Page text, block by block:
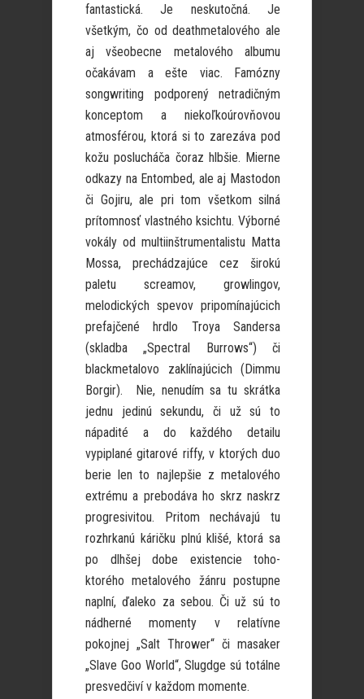
fantastická. Je neskutočná. Je
všetkým, čo od deathmetalového ale
aj všeobecne metalového albumu
očakávam a ešte viac. Famózny
songwriting podporený netradičným
konceptom a niekoľkoúrovňovou
atmosférou, ktorá si to zarezáva pod
kožu poslucháča čoraz hlbšie. Mierne
odkazy na Entombed, ale aj Mastodon
či Gojiru, ale pri tom všetkom silná
prítomnosť vlastného ksichtu. Výborné
vokály od multiinštrumentalistu Matta
Mossa, prechádzajúce cez širokú
paletu screamov, growlingov,
melodických spevov pripomínajúcich
prefajčené hrdlo Troya Sandersa
(skladba „Spectral Burrows“) či
blackmetalovo zaklínajúcich (Dimmu
Borgir). Nie, nenudím sa tu skrátka
jednu jedinú sekundu, či už sú to
nápadité a do každého detailu
vypiplané gitarové riffy, v ktorých duo
berie len to najlepšie z metalového
extrému a prebodáva ho skrz naskrz
progresivitou. Pritom nechávajú tu
rozhrkanú káričku plnú klišé, ktorá sa
po dlhšej dobe existencie toho-
ktorého metalového žánru postupne
naplní, ďaleko za sebou. Či už sú to
nádherné momenty v relatívne
pokojnej „Salt Thrower“ či masaker
„Slave Goo World“, Slugdge sú totálne
presvedčiví v každom momente.